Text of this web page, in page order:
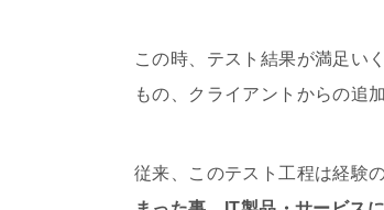
この時、テスト結果が満足い
もの、クライアントからの追
従来、このテスト工程は経験